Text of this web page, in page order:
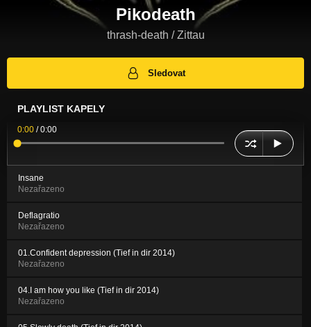
Pikodeath
thrash-death / Zittau
Sledovat
PLAYLIST KAPELY
0:00 /0:00
Insane
Nezařazeno
Deflagratio
Nezařazeno
01.Confident depression (Tief in dir 2014)
Nezařazeno
04.I am how you like (Tief in dir 2014)
Nezařazeno